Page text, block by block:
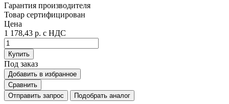
Гарантия производителя
Товар сертифицирован
Цена
1 178,43 р. с НДС
Купить
Под заказ
Добавить в избранное
Сравнить
Отправить запрос
Подобрать аналог